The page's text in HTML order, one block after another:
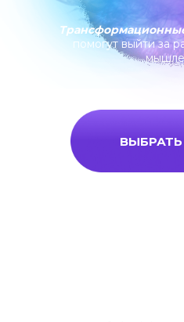
помогут выйти за